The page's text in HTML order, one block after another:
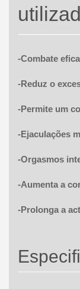
-Combate
-Reduz o
-Permite um
-Ejaculações
-Orgasmos
-Aumenta a
-Prolonga a